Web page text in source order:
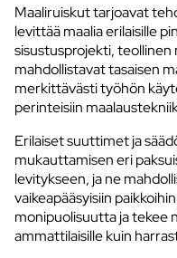
Maaliruiskut tarjoavat
levittää maalia erilaisille
sisustusprojekti, teollinen
mahdollistavat tasaisen
merkittävästi työhön
perinteisiin
Erilaiset suuttimet ja
mukauttamisen eri
levitykseen, ja ne
vaikeapääsyisiin
monipuolisuutta ja tekee
ammattilaisille kuin